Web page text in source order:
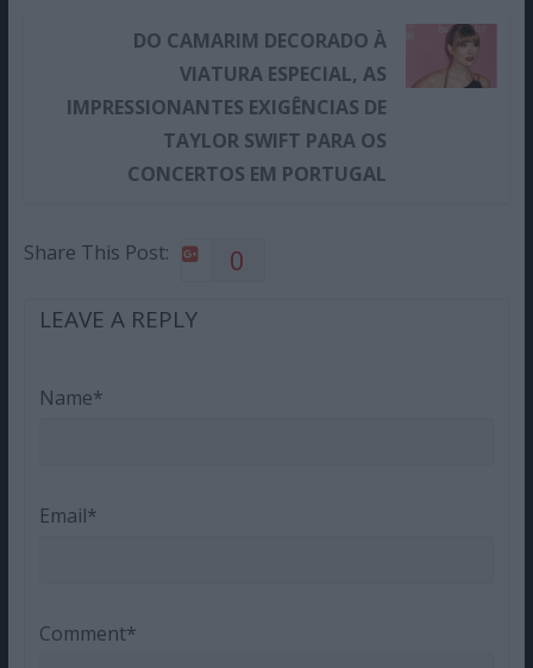
DO CAMARIM DECORADO À
VIATURA ESPECIAL, AS
IMPRESSIONANTES EXIGÊNCIAS DE
TAYLOR SWIFT PARA OS
CONCERTOS EM PORTUGAL
Share This Post: 0
LEAVE A REPLY
Name*
Email*
Comment*